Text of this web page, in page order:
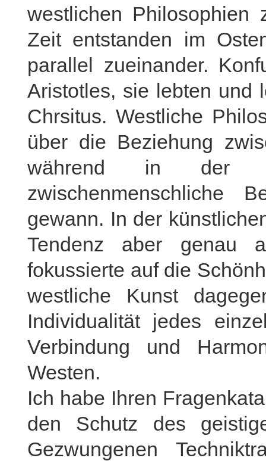
westlichen Philosophien
Zeit entstanden im
parallel zueinander.
Aristotles, sie lebten und
Chrsitus. Westliche
über die Beziehung
während in der
zwischenmenschliche
gewann. In der
Tendenz aber genau
fokussierte auf die
westliche Kunst
Individualität jedes
Verbindung und
Westen.
Ich habe Ihren
den Schutz des
Gezwungenen